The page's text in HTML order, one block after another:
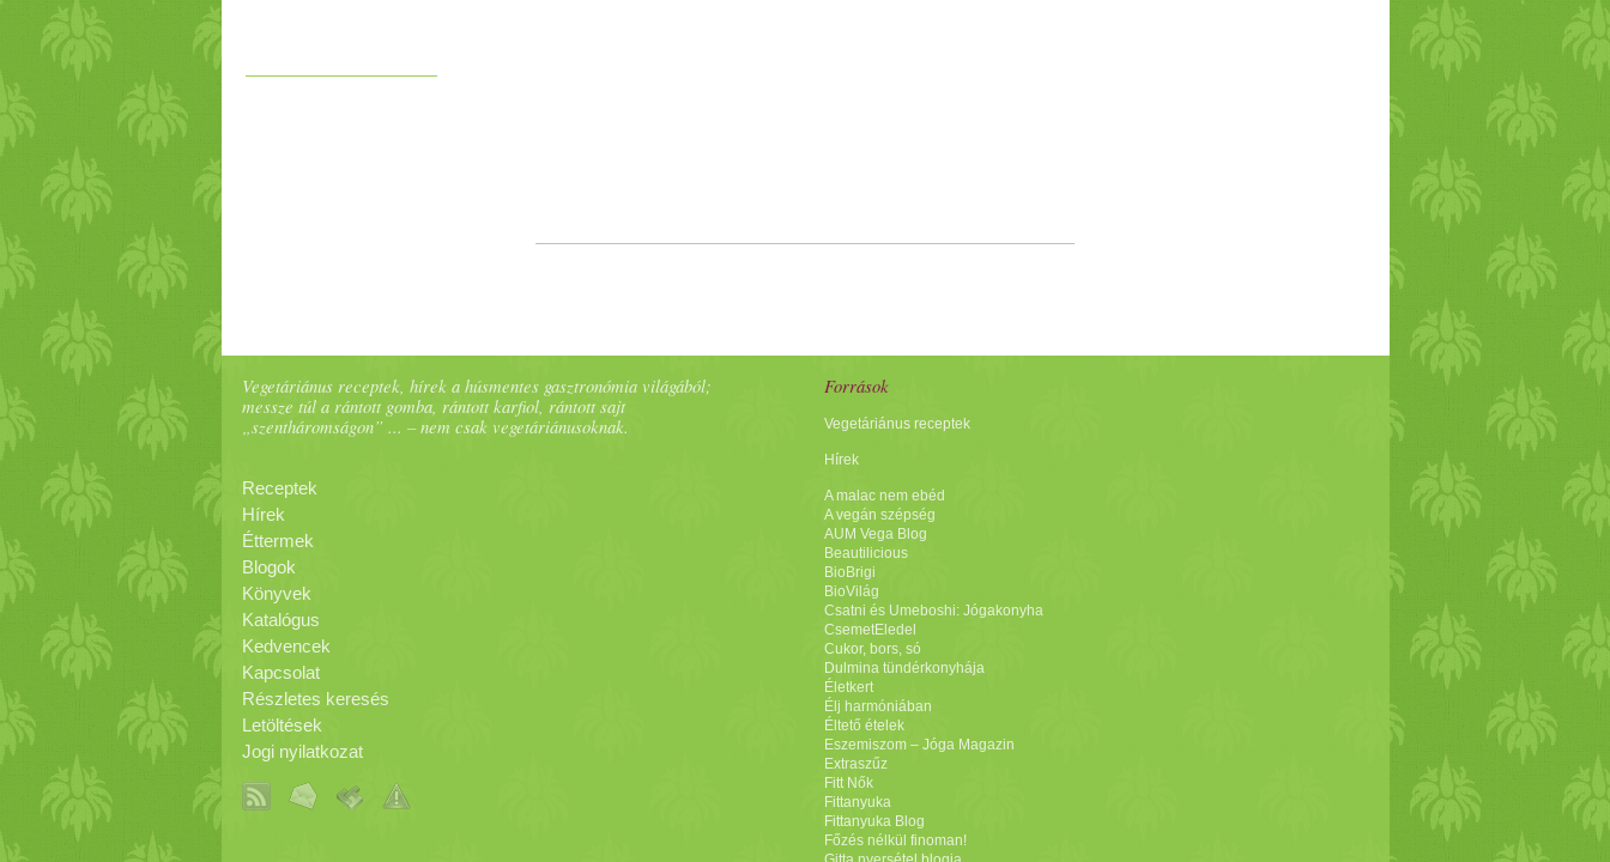
Vegetáriánus receptek, hírek a húsmentes gasztronómia világából;
messze túl a rántott gomba, rántott karfiol, rántott sajt
„szentháromságon” ... – nem csak vegetáriánusoknak.
Receptek
Hírek
Éttermek
Blogok
Könyvek
Katalógus
Kedvencek
Kapcsolat
Részletes keresés
Letöltések
Jogi nyilatkozat
Források
Vegetáriánus receptek
Hírek
A malac nem ebéd
A vegán szépség
AUM Vega Blog
Beautilicious
BioBrigi
BioVilág
Csatni és Umeboshi: Jógakonyha
CsemetEledel
Cukor, bors, só
Dulmina tündérkonyhája
Életkert
Élj harmóniában
Éltető ételek
Eszemiszom – Jóga Magazin
Extraszűz
Fitt Nők
Fittanyuka
Fittanyuka Blog
Főzés nélkül finoman!